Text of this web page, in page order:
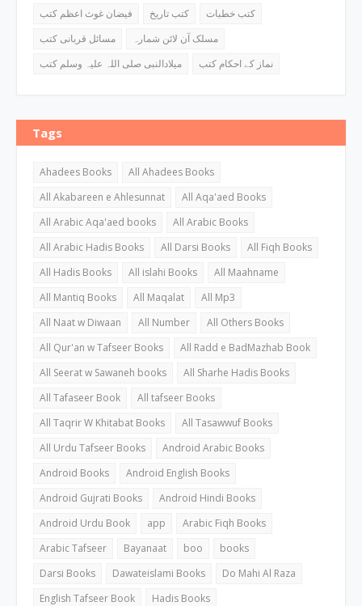
فیضان غوث اعظم کتب
کتب تاریخ
کتب خطبات
مسائل قربانی کتب
مسلک آن لائن شمارہ
میلادالنبی صلی اللہ علیہ وسلم کتب
نماز کے احکام کتب
Tags
Ahadees Books
All Ahadees Books
All Akabareen e Ahlesunnat
All Aqa'aed Books
All Arabic Aqa'aed books
All Arabic Books
All Arabic Hadis Books
All Darsi Books
All Fiqh Books
All Hadis Books
All islahi Books
All Maahname
All Mantiq Books
All Maqalat
All Mp3
All Naat w Diwaan
All Number
All Others Books
All Qur'an w Tafseer Books
All Radd e BadMazhab Book
All Seerat w Sawaneh books
All Sharhe Hadis Books
All Tafaseer Book
All tafseer Books
All Taqrir W Khitabat Books
All Tasawwuf Books
All Urdu Tafseer Books
Android Arabic Books
Android Books
Android English Books
Android Gujrati Books
Android Hindi Books
Android Urdu Book
app
Arabic Fiqh Books
Arabic Tafseer
Bayanaat boo
books
Darsi Books
Dawateislami Books
Do Mahi Al Raza
English Tafseer Book
Hadis Books